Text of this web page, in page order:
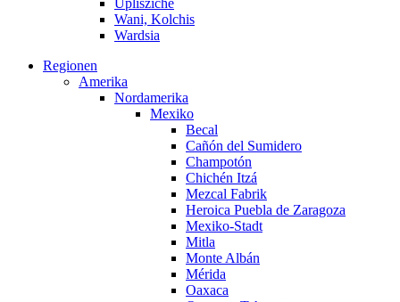
Wani, Kolchis
Wardsia
Regionen
Amerika
Nordamerika
Mexiko
Becal
Cañón del Sumidero
Champotón
Chichén Itzá
Mezcal Fabrik
Heroica Puebla de Zaragoza
Mexiko-Stadt
Mitla
Monte Albán
Mérida
Oaxaca